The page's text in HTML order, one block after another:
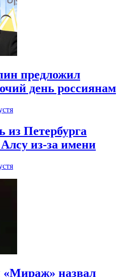
предложил
день россиянам
из Петербурга
из-за имени
назвал